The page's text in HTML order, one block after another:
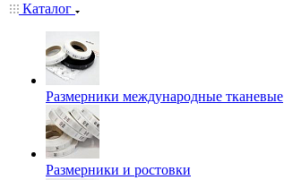
Каталог
Размерники международные тканевые
Размерники и ростовки